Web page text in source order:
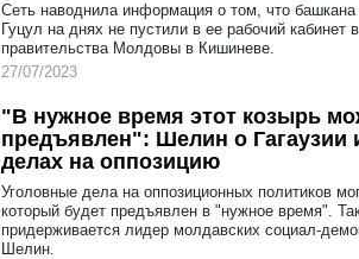
Сеть наводнила информация о том, что башкана
Гуцул на днях не пустили в ее рабочий кабинет
правительства Молдовы в Кишиневе.
27/07/2023
"В нужное время этот козырь
предъявлен": Шелин о Гагаузии
делах на оппозицию
Уголовные дела на оппозиционных политиков
который будет предъявлен в "нужное время".
придерживается лидер молдавских социал-
Шелин.